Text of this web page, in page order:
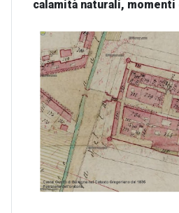
calamità naturali,